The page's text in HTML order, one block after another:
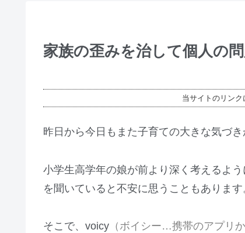
家族の歪みを治して個人の
当サイトのリン
昨日から今日もまた子育ての大きな気づき
小学生高学年の娘が前より深く考えるよ
を聞いていると不安に思うこともありま
そこで、voicy （ボイシー…携帯のアプリ